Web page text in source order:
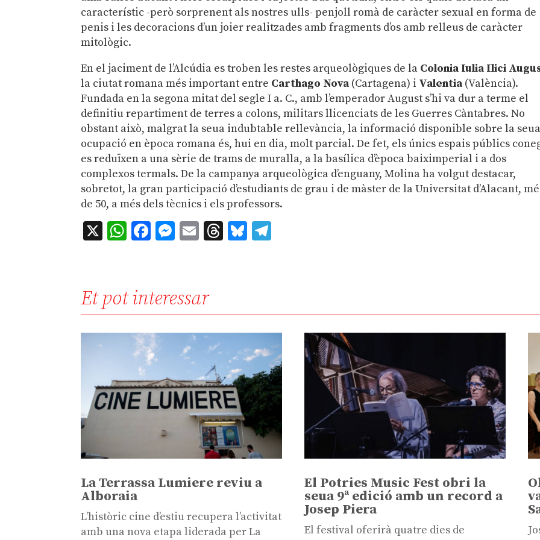
característic -però sorprenent als nostres ulls- penjoll romà de caràcter sexual en forma de
penis i les decoracions d’un joier realitzades amb fragments d’os amb relleus de caràcter
mitològic.
En el jaciment de l’Alcúdia es troben les restes arqueològiques de la Colonia Iulia Ilici
la ciutat romana més important entre Carthago Nova (Cartagena) i Valentia (València).
Fundada en la segona mitat del segle I a. C., amb l’emperador August s’hi va dur a terme el
definitiu repartiment de terres a colons, militars llicenciats de les Guerres Càntabres. No
obstant això, malgrat la seua indubtable rellevància, la informació disponible sobre la seua
ocupació en època romana és, hui en dia, molt parcial. De fet, els únics espais públics
es reduïxen a una sèrie de trams de muralla, a la basílica d’època baiximperial i a dos
complexos termals. De la campanya arqueològica d’enguany, Molina ha volgut destacar,
sobretot, la gran participació d’estudiants de grau i de màster de la Universitat d’Alacant,
de 50, a més dels tècnics i els professors.
X WhatsApp
Facebook
Messenger
EmailThreads
Bluesky
Et pot interessar
La Terrassa Lumiere reviu a
Alboraia
L’històric cine d’estiu recupera l’activitat
amb una nova etapa liderada per La
El Potries Music Fest obri la
seua 9ª edició amb un record a
Josep Piera
El festival oferirà quatre dies de